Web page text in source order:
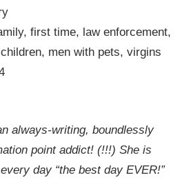
first time, law enforcement,
men with pets, virgins
always-writing, boundlessly
point addict! (!!!) She is
day “the best day EVER!”